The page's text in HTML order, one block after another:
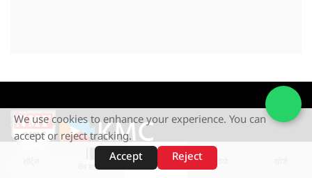
वेब स्टोरीज़
NMF News is a Subsidary of
We use cookies to enhance your experience. You can
accept or reject tracking.
Accept
Reject